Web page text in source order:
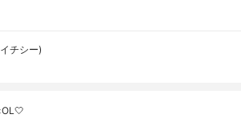
チシー)